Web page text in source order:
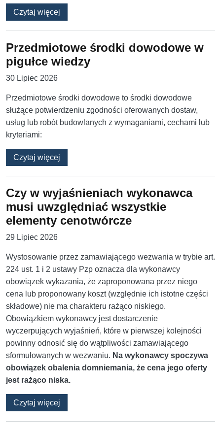
Czytaj więcej
Przedmiotowe środki dowodowe w
pigułce wiedzy
30 Lipiec 2026
Przedmiotowe środki dowodowe to środki dowodowe
służące potwierdzeniu zgodności oferowanych dostaw,
usług lub robót budowlanych z wymaganiami, cechami lub
kryteriami:
Czytaj więcej
Czy w wyjaśnieniach wykonawca
musi uwzględniać wszystkie
elementy cenotwórcze
29 Lipiec 2026
Wystosowanie przez zamawiającego wezwania w trybie art.
224 ust. 1 i 2 ustawy Pzp oznacza dla wykonawcy
obowiązek wykazania, że zaproponowana przez niego
cena lub proponowany koszt (względnie ich istotne części
składowe) nie ma charakteru rażąco niskiego.
Obowiązkiem wykonawcy jest dostarczenie
wyczerpujących wyjaśnień, które w pierwszej kolejności
powinny odnosić się do wątpliwości zamawiającego
sformułowanych w wezwaniu. Na wykonawcy spoczywa
obowiązek obalenia domniemania, że cena jego oferty
jest rażąco niska.
Czytaj więcej